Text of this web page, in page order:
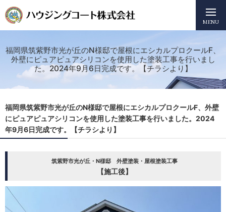
MENU
福岡県筑紫野市光が丘のN様邸で屋根にエシカルプロクールF、
外壁にピュアピュアシリコンを使用した塗装工事を行いまし
た。2024年9月6日完成です。【チラシより】
福岡県筑紫野市光が丘のN様邸で屋根にエシカルプロクールF、外壁
にピュアピュアシリコンを使用した塗装工事を行いました。2024
年9月6日完成です。【チラシより】
筑紫野市光が丘・N様邸 外壁塗装・屋根塗装工事
【施工後】